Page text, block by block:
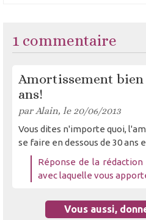
1 commentaire
Amortissement bien
ans!
par Alain, le 20/06/2013
Vous dites n'importe quoi,
se faire en dessous de 30 ans
Réponse de la
avec laquelle vous
Vous aussi,